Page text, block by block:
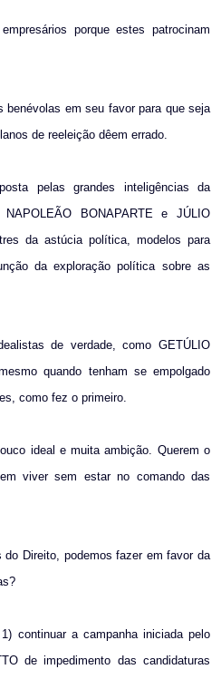
porque estes patrocinam
benévolas em seu favor para que seja
de reeleição dêem errado.
pelas grandes inteligências da
BONAPARTE e JÚLIO
da astúcia política, modelos para
da exploração política sobre as
de verdade, como GETÚLIO
quando tenham se empolgado
como fez o primeiro.
ideal e muita ambição. Querem o
viver sem estar no comando das
do Direito, podemos fazer em favor da
continuar a campanha iniciada pelo
de impedimento das candidaturas